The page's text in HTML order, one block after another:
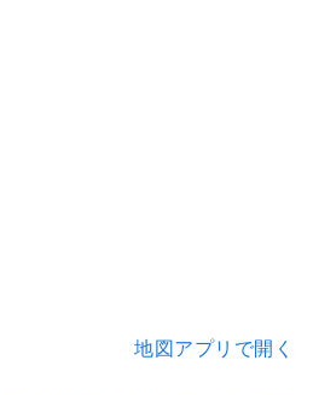
地図アプリで開く